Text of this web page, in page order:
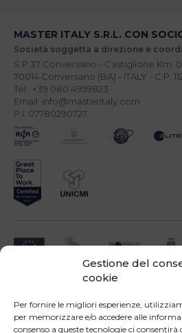
Gestione del
cookie
Per fornire le migliori esperienze,
per memorizzare e/o accedere alle
consenso a queste tecnologie ci
MASTER ITALY S.R.L. CON
Società soggetta a direzione e
S.P.37 Conversano - Castiglione Km.
70014 Conversano (BA) - ITALY - C.P.
Tel.: +39 080 4959823
Email: info@masteritaly.com
P.I. 07780290727
Impresa beneficiari ai sensi dell'Avviso